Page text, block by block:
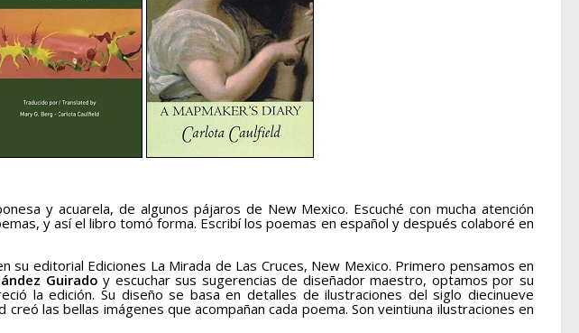
y acuarela, de algunos pájaros de New Mexico. Escuché con mucha atención
y así el libro tomó forma. Escribí los poemas en español y después colaboré en
editorial Ediciones La Mirada de Las Cruces, New Mexico. Primero pensamos en
Guiradoy escuchar sus sugerencias de diseñador maestro, optamos por su
la edición. Su diseño se basa en detalles de ilustraciones del siglo diecinueve
las bellas imágenes que acompañan cada poema. Son veintiuna ilustraciones en